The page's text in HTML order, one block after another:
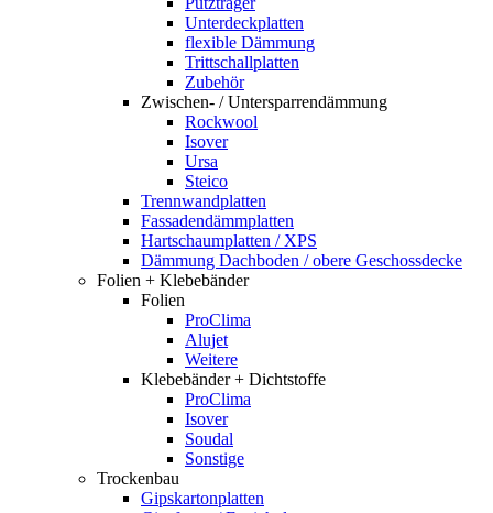
Unterdeckplatten
flexible Dämmung
Trittschallplatten
Zubehör
Zwischen- / Untersparrendämmung
Rockwool
Isover
Ursa
Steico
Trennwandplatten
Fassadendämmplatten
Hartschaumplatten / XPS
Dämmung Dachboden / obere Geschossdecke
Folien + Klebebänder
Folien
ProClima
Alujet
Weitere
Klebebänder + Dichtstoffe
ProClima
Isover
Soudal
Sonstige
Trockenbau
Gipskartonplatten